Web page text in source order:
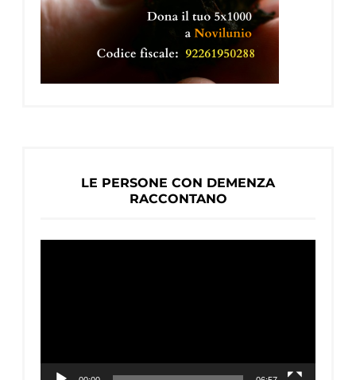
LE PERSONE CON DEMENZA
RACCONTANO